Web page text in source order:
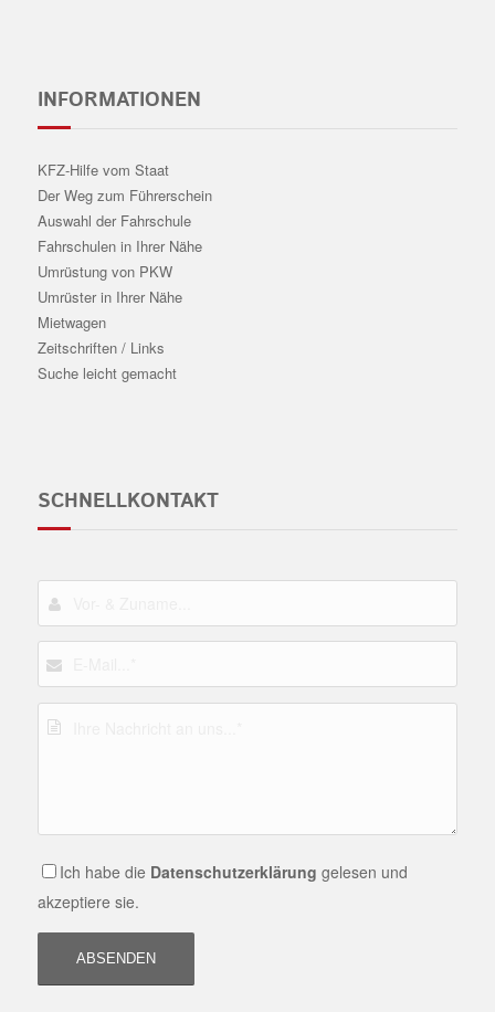
INFORMATIONEN
KFZ-Hilfe vom Staat
Der Weg zum Führerschein
Auswahl der Fahrschule
Fahrschulen in Ihrer Nähe
Umrüstung von PKW
Umrüster in Ihrer Nähe
Mietwagen
Zeitschriften / Links
Suche leicht gemacht
SCHNELLKONTAKT
Ich habe die Datenschutzerklärung gelesen und
akzeptiere sie.